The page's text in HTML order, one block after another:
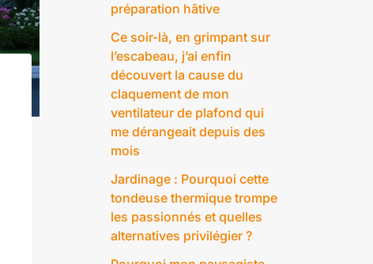
préparation hâtive
Ce soir-là, en grimpant sur
l’escabeau, j’ai enfin
découvert la cause du
claquement de mon
ventilateur de plafond qui
me dérangeait depuis des
mois
Jardinage : Pourquoi cette
tondeuse thermique trompe
les passionnés et quelles
alternatives privilégier ?